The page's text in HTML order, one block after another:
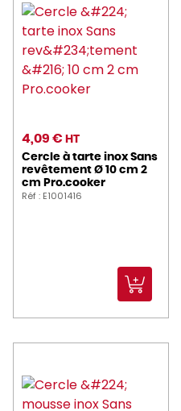
4,09 € HT
Cercle à tarte inox Sans
revêtement Ø 10 cm 2
cm Pro.cooker
Réf : E1001416